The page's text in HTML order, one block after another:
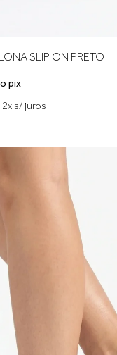
SLIP ON PRETO
pix
s/ juros